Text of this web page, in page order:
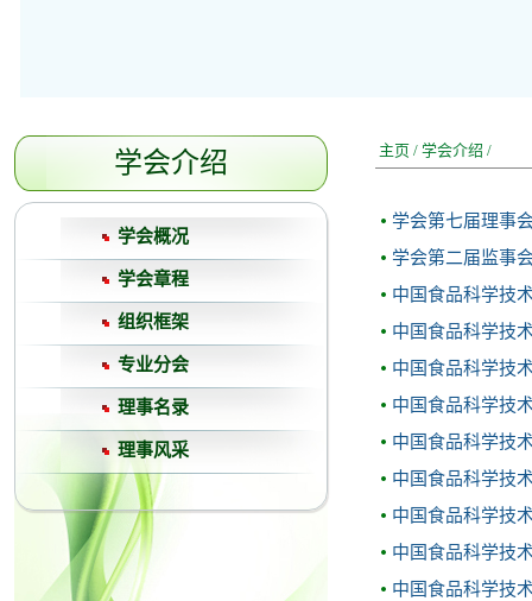
学会介绍
学会概况
学会章程
组织框架
专业分会
理事名录
理事风采
主页 / 学会介绍 /
学会第七届理事
学会第二届监事
中国食品科学技
中国食品科学技
中国食品科学技
中国食品科学技
中国食品科学技
中国食品科学技
中国食品科学技
中国食品科学技
中国食品科学技